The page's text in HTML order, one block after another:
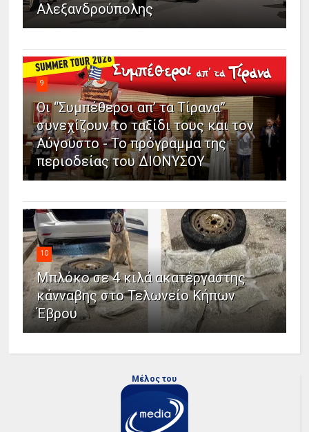
Αλεξανδρούπολης
9
Οι “Συμπέθεροι απ’ τα Τίρανα”
συνεχίζουν το ταξίδι τους και τον
Αύγουστο - Το πρόγραμμα της
περιοδείας του ΔΙΟΝΥΣΟΥ
10
Μπλόκο σε 4 κιλά ακατέργαστης
κάνναβης στο Τελωνείο Κήπων
Έβρου
Μέλος του